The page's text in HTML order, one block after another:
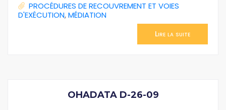
PROCÉDURES DE RECOUVREMENT ET VOIES
D'EXÉCUTION,MÉDIATION
Lire la suite
OHADATA D-26-09